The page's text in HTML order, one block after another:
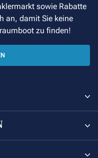
sowie Rabatte
an, damit Sie keine
zu finden!